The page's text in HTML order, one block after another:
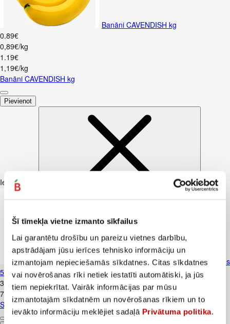
Šī tīmekļa vietne izmanto sīkfailus
Lai garantētu drošību un pareizu vietnes darbību,
apstrādājam jūsu ierīces tehnisko informāciju un
izmantojam nepieciešamās sīkdatnes. Citas sīkdatnes
vai novērošanas rīki netiek iestatīti automātiski, ja jūs
tiem nepiekrītat. Vairāk informācijas par mūsu
izmantotajām sīkdatnēm un novērošanas rīkiem un to
ievākto informāciju meklējiet sadaļā Privātuma politika.
Banāni CAVENDISH kg
0.89€
0,89€/kg
1 .19€
1,19€/kg
Banāni CAVENDISH kg
Pievienot
Iesakām ar
Siers Gouda FARM MILK 45% šķēlēs
500g
3
99€
7,98€/kg
Siers Gouda FARM MILK 45% šķēlēs 500g